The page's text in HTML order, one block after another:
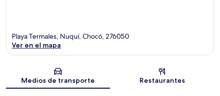
Sección del mapa
Playa Termales, Nuquí, Chocó, 276050
Ver en el mapa
Medios de transporte Restaurantes